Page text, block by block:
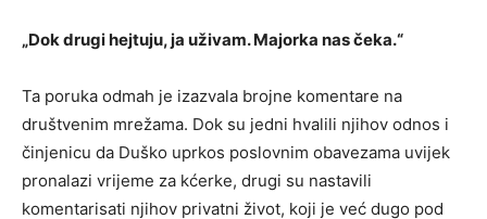
„Dok drugi hejtuju, ja uživam. Majorka nas čeka.“
Ta poruka odmah je izazvala brojne komentare na
društvenim mrežama. Dok su jedni hvalili njihov odnos i
činjenicu da Duško uprkos poslovnim obavezama uvijek
pronalazi vrijeme za kćerke, drugi su nastavili
komentarisati njihov privatni život, koji je već dugo pod